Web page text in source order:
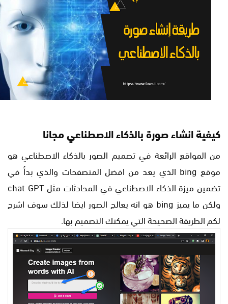
كيفية انشاء صورة بالذكاء الاصطناعي مجانا
من المواقع الرائعة في تصميم الصور بالذكاء الاصطناعي هو
موقع bing الذي يعد من افضل المتصفحات والذي بدأ في
تضمين ميزة الذكاء الاصطناعي في المحادثات مثل chat GPT
ولكن ما يميز bing هو انه يعالج الصور ايضا لذلك سوف اشرح
لكم الطريقة الصحيحة التي يمكنك التصميم بها.